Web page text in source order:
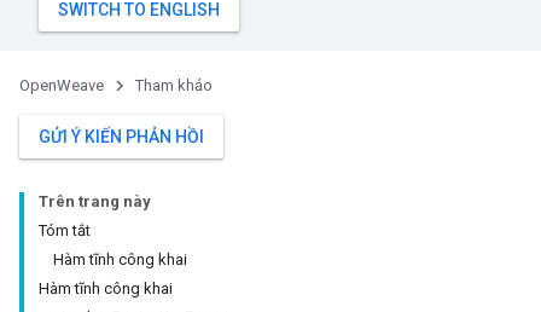
OpenWeave Tham khảo
GỬI Ý KIẾN PHẢN HỒI
Trên trang này
Tóm tắt
Hàm tĩnh công khai
Hàm tĩnh công khai